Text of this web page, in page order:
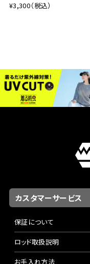
¥3,300（税込）
カスタマーサービス
保証について
ロッド取扱説明
お手入れ方法